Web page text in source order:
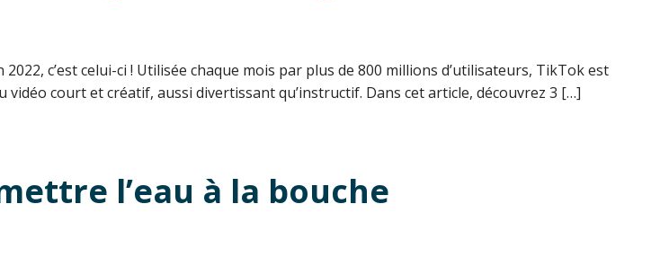
c’est celui-ci ! Utilisée chaque mois par plus de 800 millions d’utilisateurs, TikTok est
court et créatif, aussi divertissant qu’instructif. Dans cet article, découvrez 3 […]
l’eau à la bouche